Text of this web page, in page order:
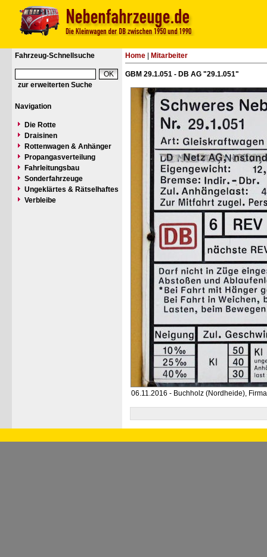
Fahrzeug-Schnellsuche
zur erweiterten Suche
Navigation
Die Rotte
Draisinen
Rottenwagen & Anhänger
Propangasverteilung
Fahrleitungsbau
Sonderfahrzeuge
Ungeklärtes & Rätselhaftes
Verbleibe
Home Mitarbeiter
GBM 29.1.051 - DB AG "29.1.051"
06.11.2016 - Buchholz (Nordheide),